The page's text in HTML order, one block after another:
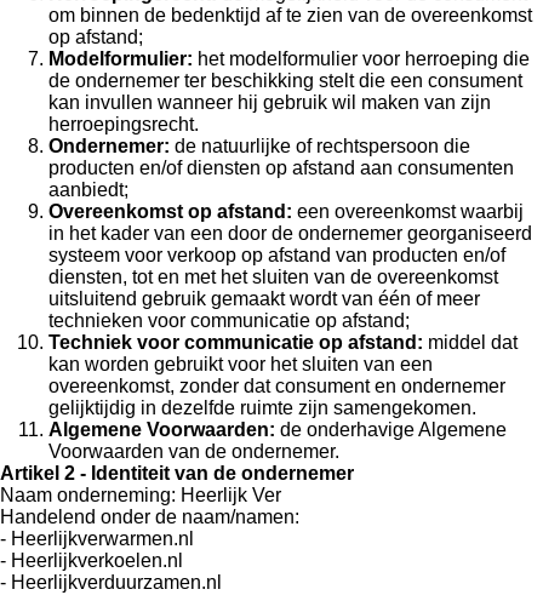
om binnen de bedenktijd af te zien van de overeenkomst
op afstand;
Modelformulier: het modelformulier voor herroeping die
de ondernemer ter beschikking stelt die een consument
kan invullen wanneer hij gebruik wil maken van zijn
herroepingsrecht.
Ondernemer: de natuurlijke of rechtspersoon die
producten en/of diensten op afstand aan consumenten
aanbiedt;
Overeenkomst op afstand: een overeenkomst waarbij
in het kader van een door de ondernemer georganiseerd
systeem voor verkoop op afstand van producten en/of
diensten, tot en met het sluiten van de overeenkomst
uitsluitend gebruik gemaakt wordt van één of meer
technieken voor communicatie op afstand;
Techniek voor communicatie op afstand: middel dat
kan worden gebruikt voor het sluiten van een
overeenkomst, zonder dat consument en ondernemer
gelijktijdig in dezelfde ruimte zijn samengekomen.
Algemene Voorwaarden: de onderhavige Algemene
Voorwaarden van de ondernemer.
Artikel 2 - Identiteit van de ondernemer
Naam onderneming: Heerlijk Ver
Handelend onder de naam/namen:
- Heerlijkverwarmen.nl
- Heerlijkverkoelen.nl
- Heerlijkverduurzamen.nl